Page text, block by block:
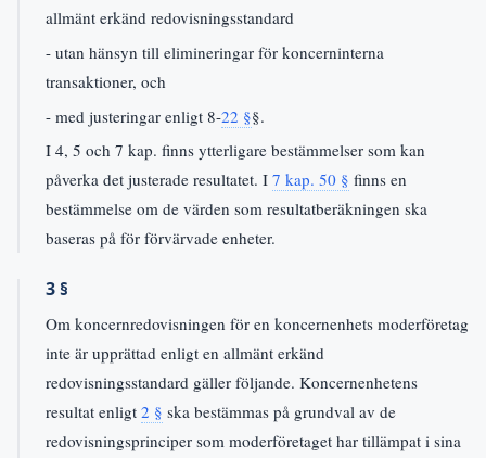
allmänt erkänd redovisningsstandard
- utan hänsyn till elimineringar för koncerninterna
transaktioner, och
- med justeringar enligt 8-22 §§.
I 4, 5 och 7 kap. finns ytterligare bestämmelser som kan
påverka det justerade resultatet. I 7 kap. 50 § finns en
bestämmelse om de värden som resultatberäkningen ska
baseras på för förvärvade enheter.
3 §
Om koncernredovisningen för en koncernenhets moderföretag
inte är upprättad enligt en allmänt erkänd
redovisningsstandard gäller följande. Koncernenhetens
resultat enligt 2 § ska bestämmas på grundval av de
redovisningsprinciper som moderföretaget har tillämpat i sina